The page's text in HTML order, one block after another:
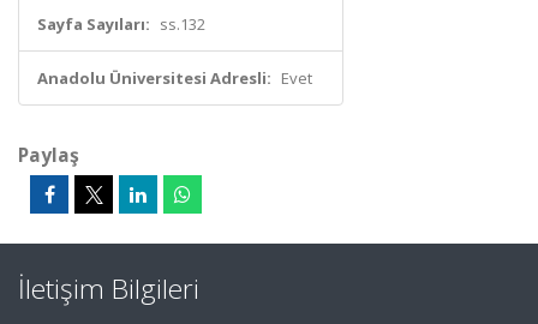
Sayfa Sayıları: ss.132
Anadolu Üniversitesi Adresli: Evet
Paylaş
İletişim Bilgileri